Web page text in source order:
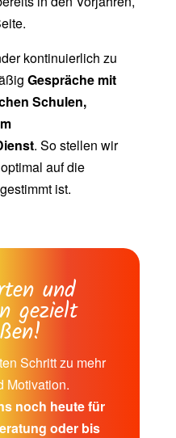
kontinuierlich zu
Gespräche mit
Schulen,
. So stellen wir
auf die
ist.
und
gezielt
Schritt zu mehr
Motivation.
noch heute für
oder bis